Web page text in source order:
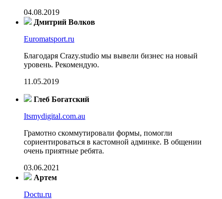
04.08.2019
Дмитрий Волков
Euromatsport.ru
Благодаря Crazy.studio мы вывели бизнес на новый
уровень. Рекомендую.
11.05.2019
Глеб Богатский
Itsmydigital.com.au
Грамотно скоммутировали формы, помогли
сориентироваться в кастомной админке. В общении
очень приятные ребята.
03.06.2021
Артем
Doctu.ru